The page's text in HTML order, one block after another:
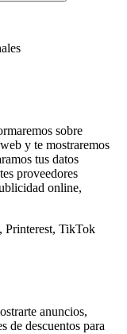
sobre
y te mostraremos
tus datos
proveedores
online,
TikTok
anuncios,
de descuentos para